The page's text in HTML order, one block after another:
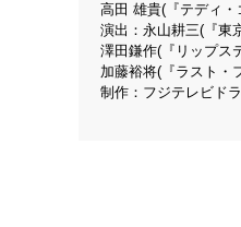
高田 雄貴(『テディ
演出：永山耕三(『東
澤田鎌作(『リップス
加藤裕将(『ラスト・
制作：フジテレビド